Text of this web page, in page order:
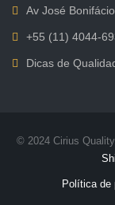
Av José
+55 (11) 4044-
Dicas de
© 2024 Cirius
Política de